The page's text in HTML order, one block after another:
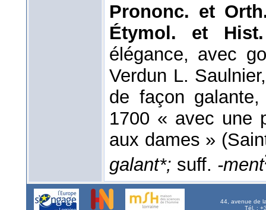
Prononc. et
Étymol. et
élégance, avec
Verdun L.
de façon
1700 « avec une
aux dames »
galant*; suff. -ment
44, avenue de
Tél. :